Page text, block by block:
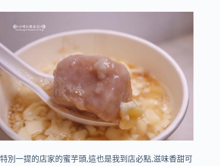
特別一提的店家的蜜芋頭,這也是我到店必點,滋味香甜可